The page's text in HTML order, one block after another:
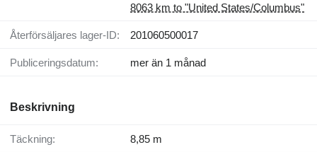
8063 km to "United States/Columbus"
Återförsäljares lager-ID: 201060500017
Publiceringsdatum: mer än 1 månad
Beskrivning
Täckning: 8,85 m